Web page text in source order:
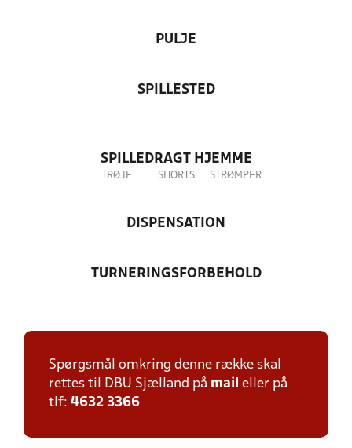
PULJE
SPILLESTED
SPILLEDRAGT HJEMME
TRØJE SHORTS STRØMPER
DISPENSATION
TURNERINGSFORBEHOLD
Spørgsmål omkring denne række skal
rettes til DBU Sjælland på mail eller på
tlf: 4632 3366